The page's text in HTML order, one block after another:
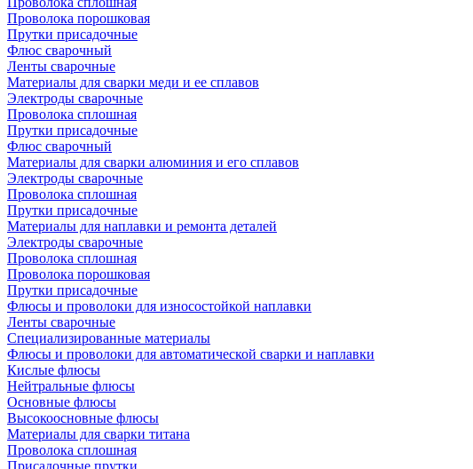
Проволока порошковая
Прутки присадочные
Флюс сварочный
Ленты сварочные
Материалы для сварки меди и ее сплавов
Электроды сварочные
Проволока сплошная
Прутки присадочные
Флюс сварочный
Материалы для сварки алюминия и его сплавов
Электроды сварочные
Проволока сплошная
Прутки присадочные
Материалы для наплавки и ремонта деталей
Электроды сварочные
Проволока сплошная
Проволока порошковая
Прутки присадочные
Флюсы и проволоки для износостойкой наплавки
Ленты сварочные
Специализированные материалы
Флюсы и проволоки для автоматической сварки и наплавки
Кислые флюсы
Нейтральные флюсы
Основные флюсы
Высокоосновные флюсы
Материалы для сварки титана
Проволока сплошная
Присадочные прутки